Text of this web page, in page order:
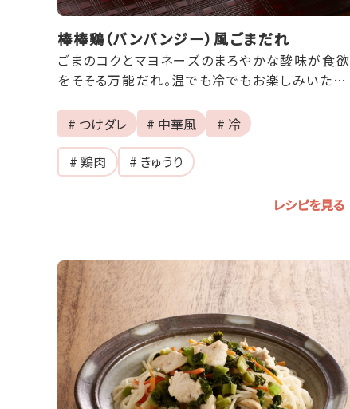
棒棒鶏（バンバンジー）風ごまだれ
ごまのコクとマヨネーズのまろやかな酸味が食欲
をそそる万能だれ。温でも冷でもお楽しみいただ
# つけダレ # 中華風
# 冷
# 鶏肉
# きゅうり
レシピを見る